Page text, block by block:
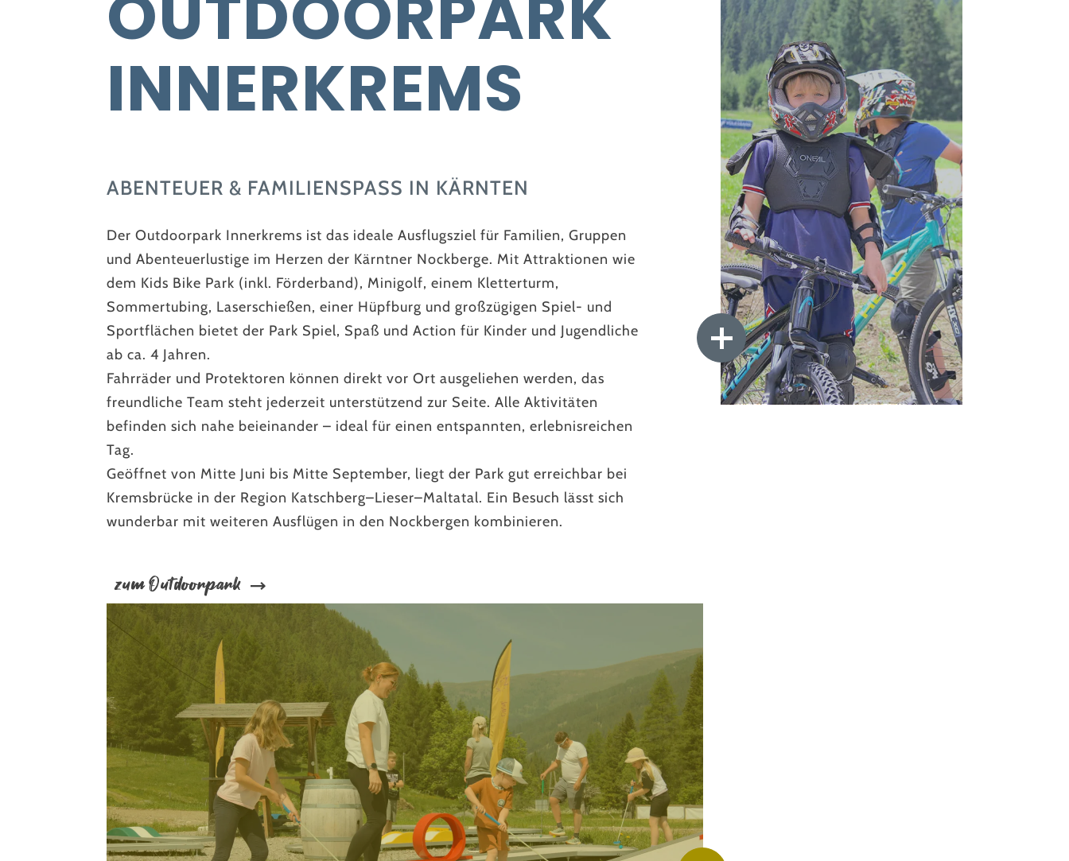
INNERKREMS
ABENTEUER & FAMILIENSPASS IN KÄRNTEN
Der Outdoorpark Innerkrems ist das ideale Ausflugsziel für Familien, Gruppen
und Abenteuerlustige im Herzen der Kärntner Nockberge. Mit Attraktionen wie
dem Kids Bike Park (inkl. Förderband), Minigolf, einem Kletterturm,
Sommertubing, Laserschießen, einer Hüpfburg und großzügigen Spiel- und
Sportflächen bietet der Park Spiel, Spaß und Action für Kinder und Jugendliche
ab ca. 4 Jahren.
Fahrräder und Protektoren können direkt vor Ort ausgeliehen werden, das
freundliche Team steht jederzeit unterstützend zur Seite. Alle Aktivitäten
befinden sich nahe beieinander – ideal für einen entspannten, erlebnisreichen
Tag.
Geöffnet von Mitte Juni bis Mitte September, liegt der Park gut erreichbar bei
Kremsbrücke in der Region Katschberg–Lieser–Maltatal. Ein Besuch lässt sich
wunderbar mit weiteren Ausflügen in den Nockbergen kombinieren.
zum Outdoorpark